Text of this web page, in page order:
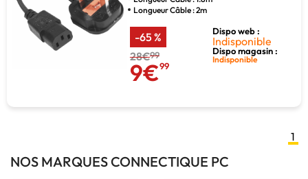
Longueur Câble : 2m
-65 %
28€99
9€99
Dispo web :
Indisponible
Dispo magasin :
Indisponible
1
NOS MARQUES CONNECTIQUE PC